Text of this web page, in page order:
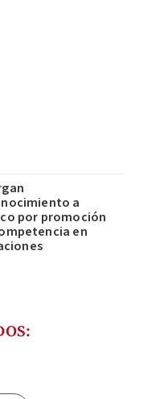
a
por promoción
en